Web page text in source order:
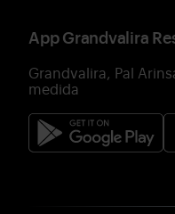
App Grandvalira
Grandvalira, Pal
medida